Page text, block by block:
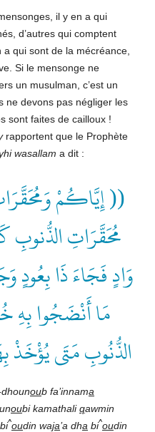
il y en a qui
d’autres qui comptent
qui sont de la mécréance,
Si le mensonge ne
un musulman, c’est un
ne devons pas négliger les
sont faites de cailloux !
rapportent que le Prophète
wasallam a dit :
(( إِيَّاكُمْ
مُحَقَّرَاتِ الذُّنوبِ
وَادٍ فَجَاءَ ذَا بِعُودٍ
مَا أَنْضَجُوا بِهِ
الذُّنُوبِ مَتَى
oub fa’innama
oubi kamathaliqawmin
bi^oudin waja’a dha bi^oudin